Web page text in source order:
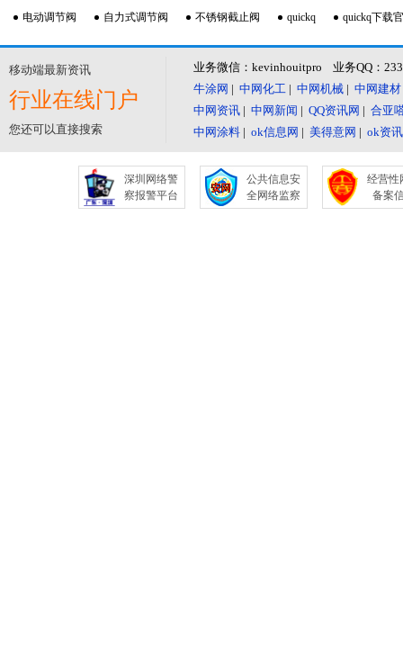
电动调节阀 自力式调节阀 不锈钢截止阀 quickq quickq下载
移动端最新资讯
行业在线门户
您还可以直接搜索
业务微信：kevinhouitpro 业务QQ：
牛涂网 | 中网化工 | 中网机械 | 中网建材
中网资讯 | 中网新闻 | QQ资讯网 | 合亚
中网涂料 | ok信息网 | 美得意网 | ok资
深圳网络警
察报警平台
公共信息安
全网络监察
经营性
备案